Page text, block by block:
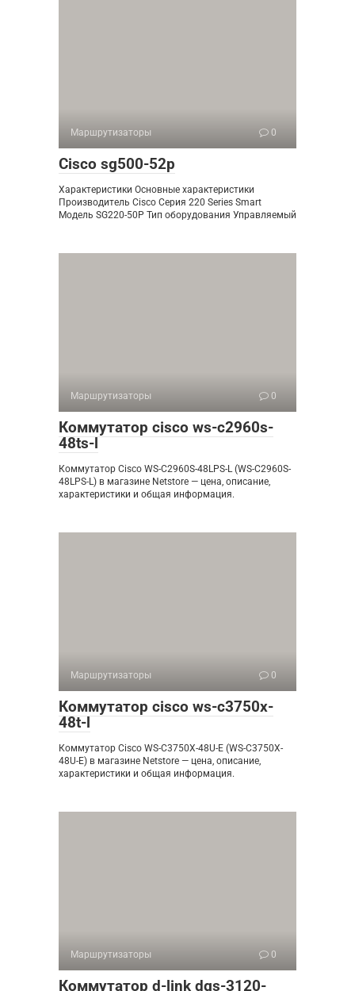
Маршрутизаторы 0
Cisco sg500-52p
Характеристики Основные характеристики
Производитель Cisco Серия 220 Series Smart
Модель SG220-50P Тип оборудования Управляемый
Маршрутизаторы 0
Коммутатор cisco ws-c2960s-
48ts-l
Коммутатор Cisco WS-C2960S-48LPS-L (WS-C2960S-
48LPS-L) в магазине Netstore — цена, описание,
характеристики и общая информация.
Маршрутизаторы 0
Коммутатор cisco ws-c3750x-
48t-l
Коммутатор Cisco WS-C3750X-48U-E (WS-C3750X-
48U-E) в магазине Netstore — цена, описание,
характеристики и общая информация.
Маршрутизаторы 0
Коммутатор d-link dgs-3120-